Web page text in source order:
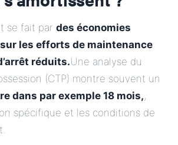
se fait par des économies
les efforts de maintenance
réduits.Une analyse du
(CTP) montre souvent un
dans par exemple 18 mois,,
spécifique et les conditions de